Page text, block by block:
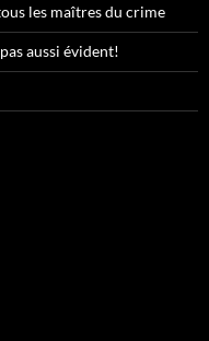
les maîtres du crime
aussi évident!